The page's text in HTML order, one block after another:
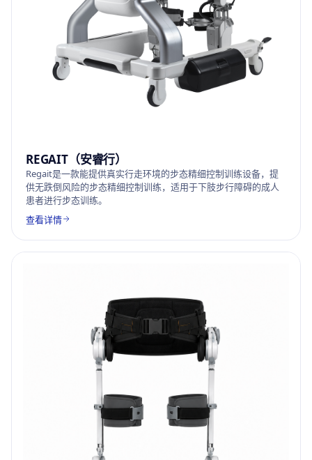
REGAIT（安睿行）
Regait是一款能提供真实行走环境的步态精细控制训练设备，提
供无跌倒风险的步态精细控制训练，适用于下肢步行障碍的成人
患者进行步态训练。
查看详情